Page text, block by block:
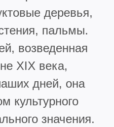
деревья,
пальмы.
возведенная
XIX века,
дней, она
культурного
значения.